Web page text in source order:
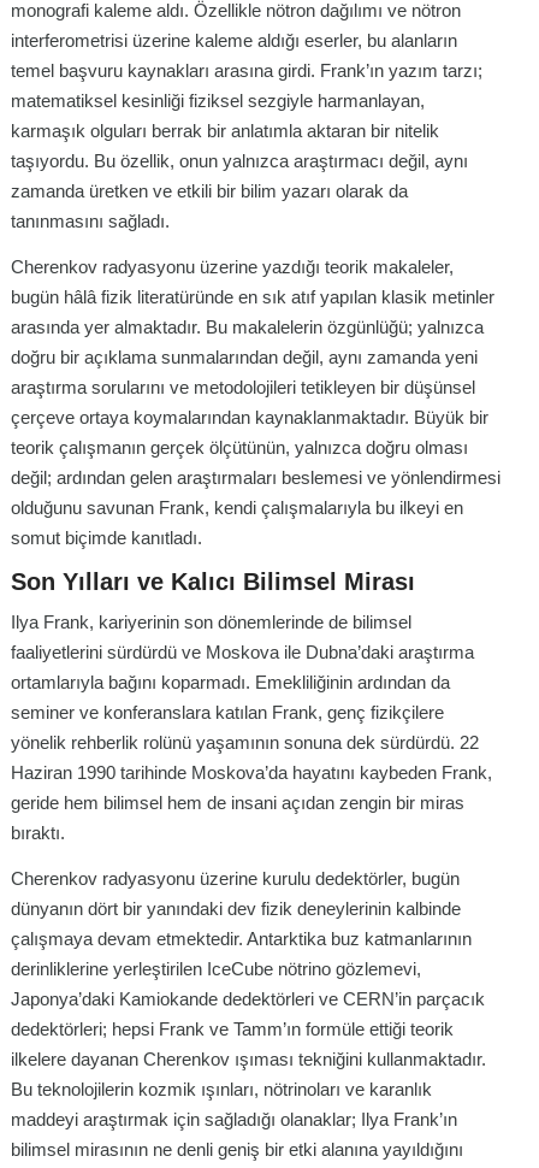
monografi kaleme aldı. Özellikle nötron dağılımı ve nötron
interferometrisi üzerine kaleme aldığı eserler, bu alanların
temel başvuru kaynakları arasına girdi. Frank’ın yazım tarzı;
matematiksel kesinliği fiziksel sezgiyle harmanlayan,
karmaşık olguları berrak bir anlatımla aktaran bir nitelik
taşıyordu. Bu özellik, onun yalnızca araştırmacı değil, aynı
zamanda üretken ve etkili bir bilim yazarı olarak da
tanınmasını sağladı.
Cherenkov radyasyonu üzerine yazdığı teorik makaleler,
bugün hâlâ fizik literatüründe en sık atıf yapılan klasik metinler
arasında yer almaktadır. Bu makalelerin özgünlüğü; yalnızca
doğru bir açıklama sunmalarından değil, aynı zamanda yeni
araştırma sorularını ve metodolojileri tetikleyen bir düşünsel
çerçeve ortaya koymalarından kaynaklanmaktadır. Büyük bir
teorik çalışmanın gerçek ölçütünün, yalnızca doğru olması
değil; ardından gelen araştırmaları beslemesi ve yönlendirmesi
olduğunu savunan Frank, kendi çalışmalarıyla bu ilkeyi en
somut biçimde kanıtladı.
Son Yılları ve Kalıcı Bilimsel Mirası
Ilya Frank, kariyerinin son dönemlerinde de bilimsel
faaliyetlerini sürdürdü ve Moskova ile Dubna’daki araştırma
ortamlarıyla bağını koparmadı. Emekliliğinin ardından da
seminer ve konferanslara katılan Frank, genç fizikçilere
yönelik rehberlik rolünü yaşamının sonuna dek sürdürdü. 22
Haziran 1990 tarihinde Moskova’da hayatını kaybeden Frank,
geride hem bilimsel hem de insani açıdan zengin bir miras
bıraktı.
Cherenkov radyasyonu üzerine kurulu dedektörler, bugün
dünyanın dört bir yanındaki dev fizik deneylerinin kalbinde
çalışmaya devam etmektedir. Antarktika buz katmanlarının
derinliklerine yerleştirilen IceCube nötrino gözlemevi,
Japonya’daki Kamiokande dedektörleri ve CERN’in parçacık
dedektörleri; hepsi Frank ve Tamm’ın formüle ettiği teorik
ilkelere dayanan Cherenkov ışıması tekniğini kullanmaktadır.
Bu teknolojilerin kozmik ışınları, nötrinoları ve karanlık
maddeyi araştırmak için sağladığı olanaklar; Ilya Frank’ın
bilimsel mirasının ne denli geniş bir etki alanına yayıldığını